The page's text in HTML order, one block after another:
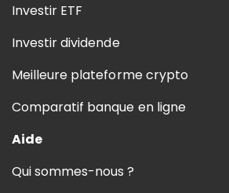
Investir ETF
Investir dividende
Meilleure plateforme crypto
Comparatif banque en ligne
Aide
Qui sommes-nous ?